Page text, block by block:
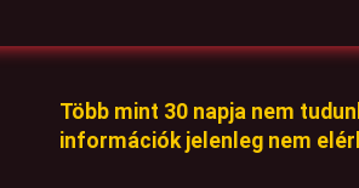
Több mint 30 napja nem
információk jelenleg nem